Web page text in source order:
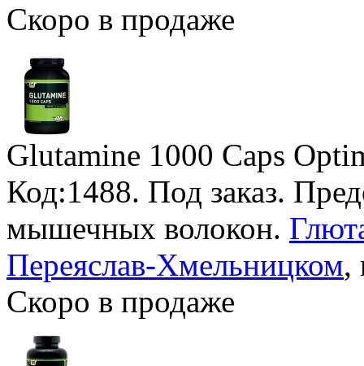
Скоро в продаже
Glutamine 1000 Caps
Код:1488. Под заказ.
мышечных волокон.
Переяслав-Хмельницком,
Скоро в продаже